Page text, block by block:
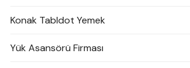
Konak Tabldot Yemek
Yük Asansörü Firması